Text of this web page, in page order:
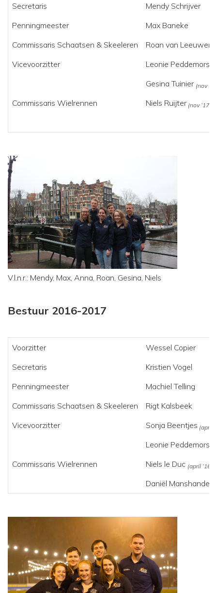
Secretaris
Mendy Schrijver
Penningmeester
Max Baneke
Commissaris Schaatsen & Skeeleren
Roan van Leeuwen
Vicevoorzitter
Leonie Peddemors
Gesina Tuinier (nov
Commissaris Wielrennen Niels Ruijter (nov ’17–
V.l.n.r.: Mendy, Max, Anna, Roan, Gesina, Niels
Bestuur 2016-2017
Voorzitter
Wessel Copier
Secretaris
Kristien Vogel
Penningmeester
Machiel Telling
Commissaris Schaatsen & Skeeleren
Rigt Kalsbeek
Vicevoorzitter
Sonja Beentjes (april
Leonie Peddemors
Commissaris Wielrennen Niels le Duc (april ’16 –
Daniël Manshanden